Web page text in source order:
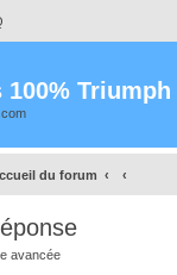
Triumph
du forum
avancée